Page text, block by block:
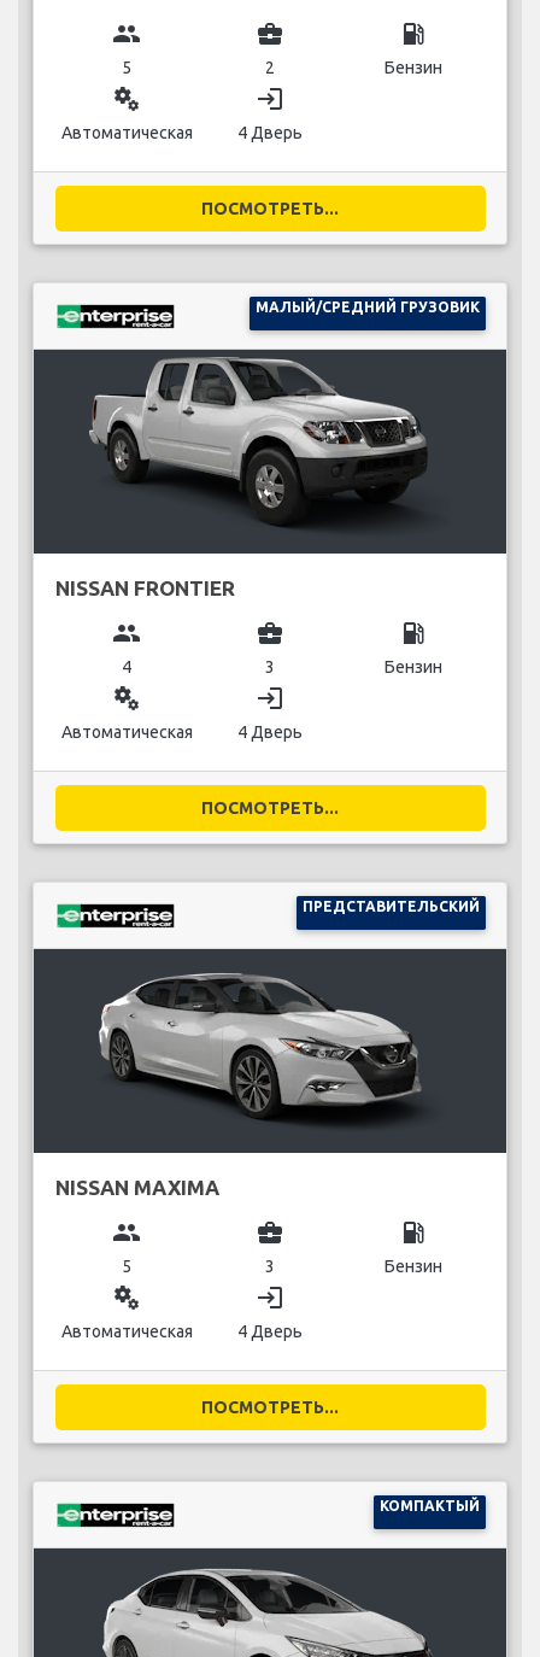
group
5
business_center
2
local_gas_station
Бензин
miscellaneous_services
Автоматическая
login
4 Дверь
ПОСМОТРЕТЬ...
МАЛЫЙ/СРЕДНИЙ ГРУЗОВИК
NISSAN FRONTIER
group
4
business_center
3
local_gas_station
Бензин
miscellaneous_services
Автоматическая
login
4 Дверь
ПОСМОТРЕТЬ...
ПРЕДСТАВИТЕЛЬСКИЙ
NISSAN MAXIMA
group
5
business_center
3
local_gas_station
Бензин
miscellaneous_services
Автоматическая
login
4 Дверь
ПОСМОТРЕТЬ...
КОМПАКТЫЙ